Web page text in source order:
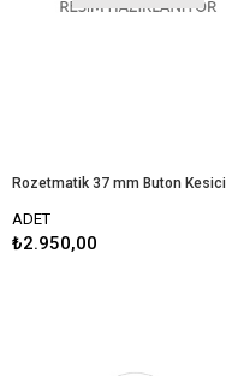
Rozetmatik 37 mm Buton Kesici
ADET
₺2.950,00